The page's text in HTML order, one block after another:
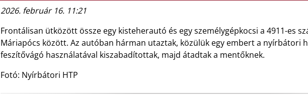
2026. február 16. 11:21
Frontálisan ütközött össze egy kisteherautó és egy személygépkocsi a 4911-es
Máriapócs között. Az autóban hárman utaztak, közülük egy embert a nyírbátori
feszítővágó használatával kiszabadítottak, majd átadtak a mentőknek.
Fotó: Nyírbátori HTP